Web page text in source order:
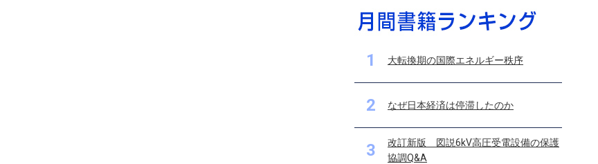
1 大転換期の国際エネルギー秩序
2 なぜ日本経済は停滞したのか
3
改訂新版 図説6kV高圧受電設備の保護
協調Q&A